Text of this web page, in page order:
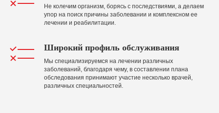
Не колечим организм, борясь с последствиями, а делаем
упор на поиск причины заболевании и комплексном ее
лечении и реабилитации.
Широкий профиль обслуживания
Мы специализируемся на лечении различных
заболеваний, благодаря чему, в составлении плана
обследования принимают участие несколько врачей,
различных специальностей.